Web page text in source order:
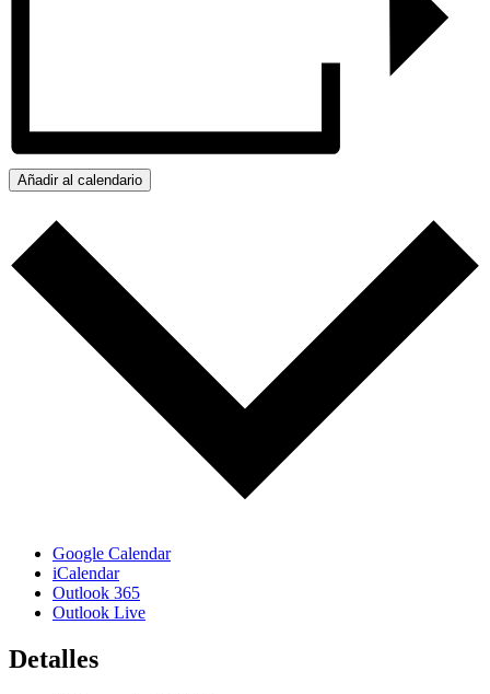
Añadir al calendario
Google Calendar
iCalendar
Outlook 365
Outlook Live
Detalles